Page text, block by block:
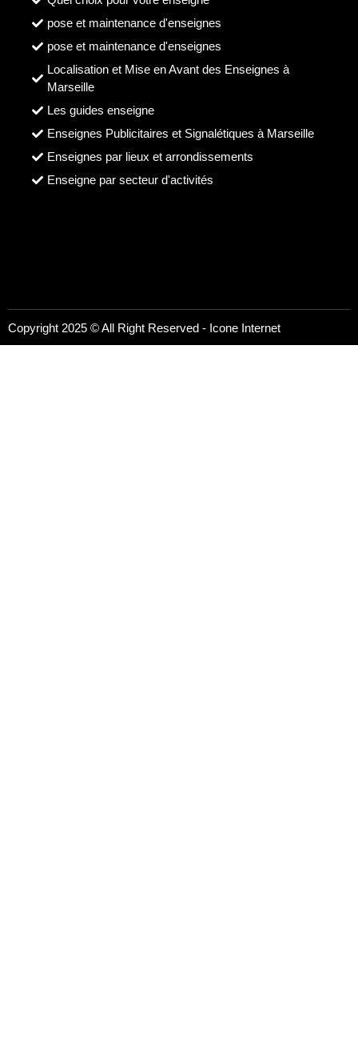
pose et maintenance d'enseignes
pose et maintenance d'enseignes
Localisation et Mise en Avant des Enseignes à
Marseille
Les guides enseigne
Enseignes Publicitaires et Signalétiques à Marseille
Enseignes par lieux et arrondissements
Enseigne par secteur d'activités
Copyright 2025 © All Right Reserved - Icone Internet